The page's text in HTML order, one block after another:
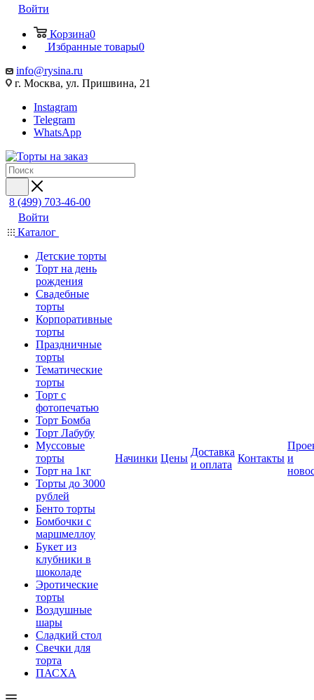
Войти
Корзина0
Избранные товары0
info@rysina.ru
г. Москва, ул. Пришвина, 21
Instagram
Telegram
WhatsApp
8 (499) 703-46-00
Войти
Каталог
Детские торты
Торт на день
рождения
Свадебные
торты
Корпоративные
торты
Праздничные
торты
Тематические
торты
Торт с
фотопечатью
Торт Бомба
Торт Лабубу
Муссовые
торты
Торт на 1кг
Торты до 3000
рублей
Бенто торты
Бомбочки с
маршмеллоу
Букет из
клубники в
шоколаде
Эротические
торты
Воздушные
шары
Сладкий стол
Свечки для
торта
ПАСХА
Начинки Цены
Доставка
и оплата
Контакты и